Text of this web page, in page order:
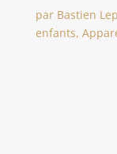
par Bastien
enfants,